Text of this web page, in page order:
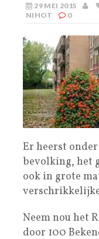
29 MEI 2015
NIHOT
0
Er heerst
bevolking, het
ook in grote
Neem nou het
door 100